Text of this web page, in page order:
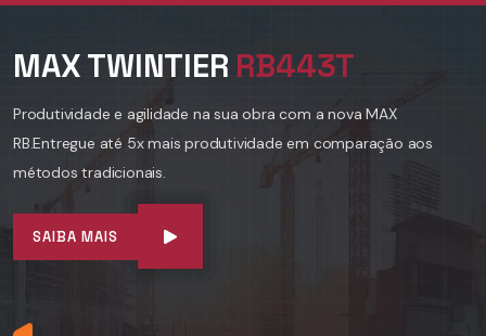
MAX TWINTIER RB443T
Produtividade e agilidade na sua obra com a nova MAX
RB.Entregue até 5x mais produtividade em comparação aos
métodos tradicionais.
SAIBA MAIS